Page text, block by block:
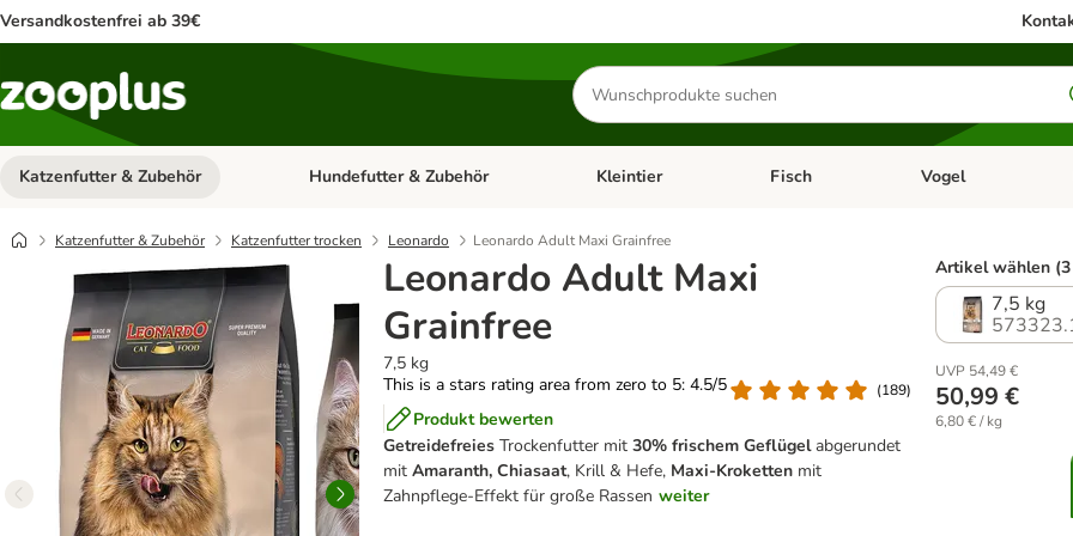
Versandkostenfrei ab 39€
Produkte
suchen
Katzenfutter & Zubehör Kategorie-Menü öffnen: Katzenfutter & Zubehör
Hundefutter & Zubehör Kategorie-Menü öffnen: Hundefutter & Zubehör
Kleintier Kategorie-Menü öffnen: Kleintier
Fisch Kategorie-Menü
Vogel
Katzenfutter & Zubehör Katzenfutter trocken Leonardo Leonardo Adult Maxi Grainfree
Leonardo Adult Maxi
Grainfree
7,5 kg
This is a stars rating area from zero to 5: 4.5/5
(189)
Produkt bewerten
GetreidefreiesTrockenfutter mit 30% frischem Geflügelabgerundet
mitAmaranth, Chiasaat, Krill & Hefe, Maxi-Krokettenmit
Zahnpflege-Effekt für große Rassen weiter
Artikel wählen
7,5 kg
UVP 54,49 €
50,99 €
6,80 € / kg